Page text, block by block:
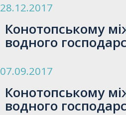
28.12.2017
Конотопському
водного
07.09.2017
Конотопському
водного